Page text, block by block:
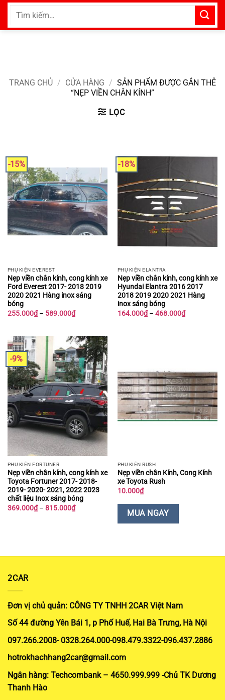
Bỏ
nội
Tìm
TRANG CHỦ / CỬA HÀNG / SẢN PHẨM ĐƯỢC GẮN THẺ
“NẸP VIỀN CHÂN KÍNH”
LỌC
-15%
PHỤ KIỆN EVEREST
Nẹp viền chân kính, cong kính xe
Ford Everest 2017- 2018 2019
2020 2021 Hàng inox sáng
bóng
255.000₫ – 589.000₫Khoảng
giá:
đến
589.000₫
-18%
PHỤ KIỆN ELANTRA
Nẹp viền chân kính, cong kính xe
Hyundai Elantra 2016 2017
2018 2019 2020 2021 Hàng
inox sáng bóng
164.000₫ – 468.000₫Khoảng
giá:
-9%
PHỤ KIỆN FORTUNER
Nẹp viền chân kính, cong kính xe
Toyota Fortuner 2017- 2018-
2019- 2020- 2021, 2022 2023
chất liệu Inox sáng bóng
369.000₫ – 815.000₫Khoảng
giá:
PHỤ KIỆN RUSH
Nẹp viền chân Kính, Cong Kính
xe Toyota Rush
10.000₫
MUA NGAY
2CAR
Đơn vị chủ quản: CÔNG TY TNHH 2CAR Việt Nam
Số 44 đường Yên Bái 1, p Phố Huế, Hai Bà Trưng, Hà Nội
097.266.2008- 0328.264.000-098.479.3322-096.437.2886
hotrokhachhang2car@gmail.com
Ngân hàng: Techcombank – 4650.999.999 -Chủ TK Dương
Thanh Hào